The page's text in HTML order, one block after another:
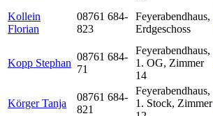
Kollein
Florian
08761 684-
823
Feyerabendhaus,
Erdgeschoss
Kopp Stephan
08761 684-
71
Feyerabendhaus,
1. OG, Zimmer
14
Körger Tanja
08761 684-
821
Feyerabendhaus,
1. Stock, Zimmer